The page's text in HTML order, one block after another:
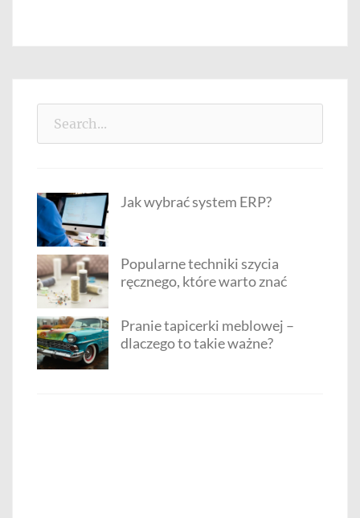
Jak wybrać system ERP?
Popularne techniki szycia
ręcznego, które warto znać
Pranie tapicerki meblowej –
dlaczego to takie ważne?